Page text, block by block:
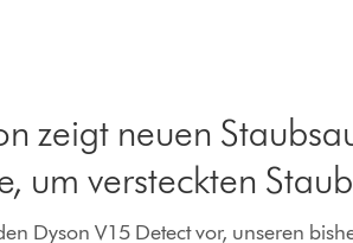
zeigt neuen
um versteckten
Dyson V15 Detect vor, unseren